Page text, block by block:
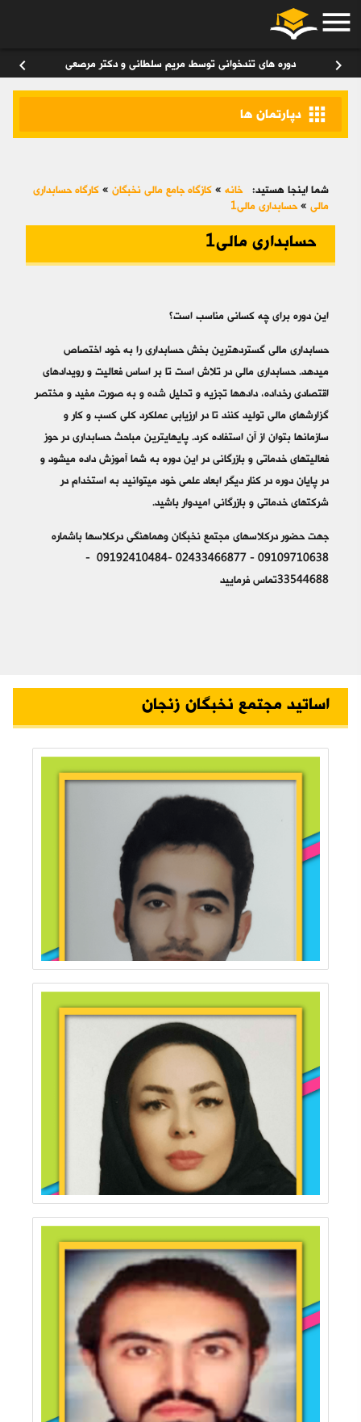
menu
chevron_right دوره های تندخوانی توسط مریم سلطانی و دکتر مرصعی chevron_left
apps دپارتمان ها
شما اینجا هستید: خانه » کازگاه جامع مالی نخبگان » کارگاه حسابداری
مالی »حسابداری مالی1
حسابداری مالی1
این دوره برای چه کسانی مناسب است؟
حسابداری مالی گسترده‎ترین بخش حسابداری را به خود اختصاص
می‎دهد. حسابداری مالی در تلاش است تا بر اساس فعالیت و رویدادهای
اقتصادی رخ‎داده، داده‎ها تجزیه و تحلیل شده و به صورت مفید و مختصر
گزارش‎های مالی تولید کنند تا در ارزیابی عملکرد کلی کسب و کار و
سازمان‎ها بتوان از آن استفاده کرد. پایه‎ای‎ترین مباحث حسابداری در حوز
فعالیت‎های خدماتی و بازرگانی در این دوره به شما آموزش داده می‎شود و
در پایان دوره در کنار دیگر ابعاد علمی خود می‎توانید به استخدام در
شرکت‎های خدماتی و بازرگانی امیدوار باشید.
جهت حضور درکلاسهای مجتمع نخبگان وهماهنگی درکلاسها باشماره
09109710638 - 02433466877 -09192410484 -
33544688تماس فرمایید
اساتید مجتمع نخبگان زنجان